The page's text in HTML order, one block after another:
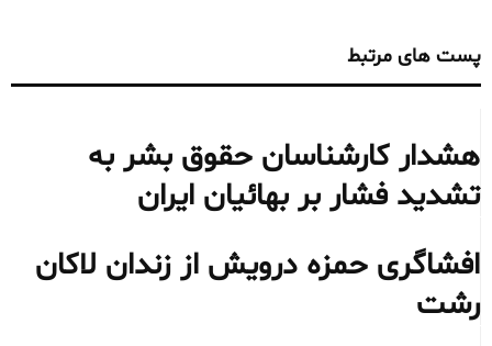
پست های مرتبط
هشدار کارشناسان حقوق بشر به
تشدید فشار بر بهائیان ایران
افشاگری حمزه درویش از زندان لاکان
رشت